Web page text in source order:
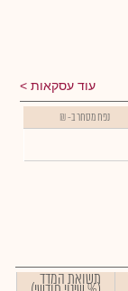
עוד עסקאות
נפח מסחר ב- ₪
תשואת המדד